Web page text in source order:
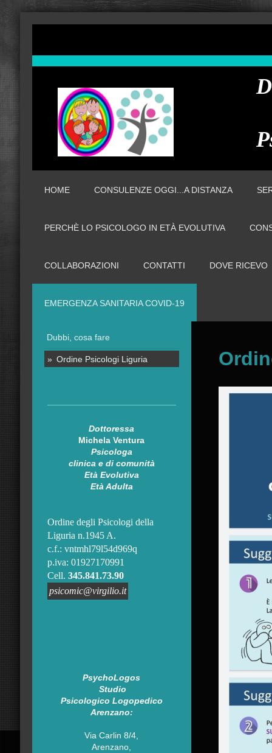
HOME CONSULENZE OGGI...A DISTANZA
PERCHÈ LO PSICOLOGO IN ETÀ EVOLUTIVA
COLLABORAZIONI CONTATTI DOVE RICEVO
EMERGENZA SANITARIA COVID-19
Dubbi, cosa fare
Ordine Psicologi Liguria
Dottoressa
Michela Ventura
Psicologa
clinica e di comunità
Età Evolutiva
Età Adulta
Ordine degli Psicologi della
Liguria n.1945 A.
c.f.: vntmhl79l54d969q
p.iva: 01927170991
Cell. 345.841.73.90
psicomic@virgilio.it
PsychoLogos
Studio
Psicologico Logopedico
Arenzano:
Via Carlin 8/4,
Arenzano,